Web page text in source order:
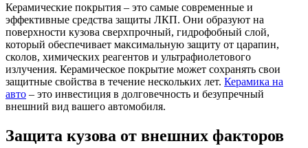
Керамические покрытия – это самые современные и
эффективные средства защиты ЛКП. Они образуют на
поверхности кузова сверхпрочный, гидрофобный слой,
который обеспечивает максимальную защиту от царапин,
сколов, химических реагентов и ультрафиолетового
излучения. Керамическое покрытие может сохранять свои
защитные свойства в течение нескольких лет. Керамика на
авто – это инвестиция в долговечность и безупречный
внешний вид вашего автомобиля.
Защита кузова от внешних факторов